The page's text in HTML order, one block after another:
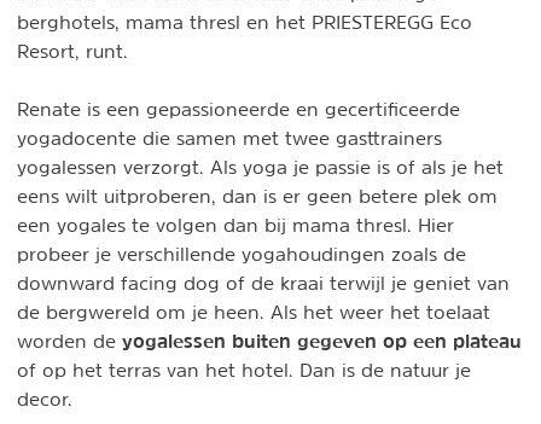
berghotels, mama thresl en het PRIESTEREGG Eco
Resort, runt.
Renate is een gepassioneerde en gecertificeerde
yogadocente die samen met twee gasttrainers
yogalessen verzorgt. Als yoga je passie is of als je het
eens wilt uitproberen, dan is er geen betere plek om
een yogales te volgen dan bij mama thresl. Hier
probeer je verschillende yogahoudingen zoals de
downward facing dog of de kraai terwijl je geniet van
de bergwereld om je heen. Als het weer het toelaat
worden de yogalessen buiten gegeven op een plateau
of op het terras van het hotel. Dan is de natuur je
decor.